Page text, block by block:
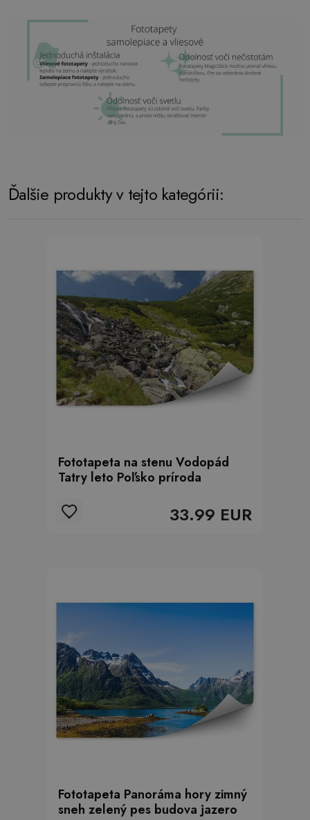
Ďalšie produkty v tejto kategórii:
Fototapeta na stenu Vodopád
Tatry leto Poľsko príroda
33.99 EUR
Fototapeta Panoráma hory zimný
sneh zelený pes budova jazero